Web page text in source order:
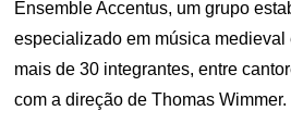
Ensemble Accentus, um grupo
especializado em música
mais de 30 integrantes, entre
com a direção de Thomas Wimmer.